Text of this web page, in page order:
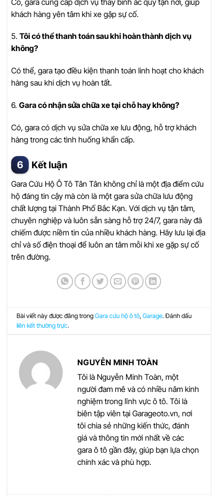
khách hàng yên tâm khi xe gặp sự cố.
5. Tôi có thể thanh toán sau khi hoàn thành dịch vụ
không?
Có thể, gara tạo điều kiện thanh toán linh hoạt cho khách
hàng sau khi dịch vụ hoàn tất.
6. Gara có nhận sửa chữa xe tại chỗ hay không?
Có, gara có dịch vụ sửa chữa xe lưu động, hỗ trợ khách
hàng trong các tình huống khẩn cấp.
Kết luận
Gara Cứu Hộ Ô Tô Tân Tân không chỉ là một địa điểm cứu
hộ đáng tin cậy mà còn là một gara sửa chữa lưu động
chất lượng tại Thành Phố Bắc Kạn. Với dịch vụ tận tâm,
chuyên nghiệp và luôn sẵn sàng hỗ trợ 24/7, gara này đã
chiếm được niềm tin của nhiều khách hàng. Hãy lưu lại địa
chỉ và số điện thoại để luôn an tâm mỗi khi xe gặp sự cố
trên đường.
Bài viết này được đăng trongGara cứu hộ ô tô,Garage. Đánh dấu
liên kết thường trực.
NGUYỄN MINH TOÀN
Tôi là Nguyễn Minh Toàn, một
người đam mê và có nhiều năm kinh
nghiệm trong lĩnh vực ô tô. Tôi là
biên tập viên tại Garageoto.vn, nơi
tôi chia sẻ những kiến thức, đánh
giá và thông tin mới nhất về các
gara ô tô gần đây, giúp bạn lựa chọn
chính xác và phù hợp.